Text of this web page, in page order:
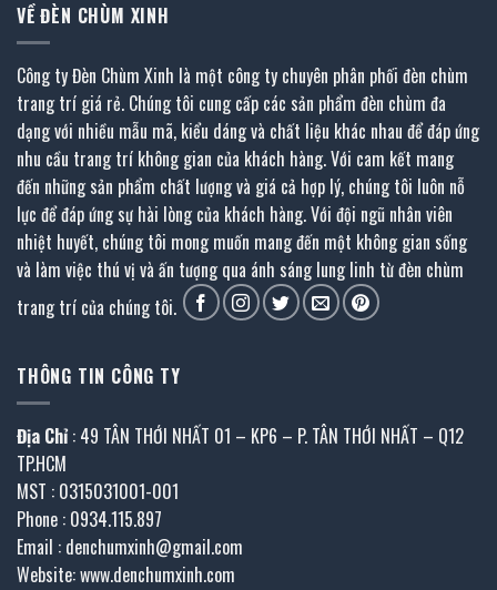
VỀ ĐÈN CHÙM XINH
Công ty Đèn Chùm Xinh là một công ty chuyên phân phối đèn chùm
trang trí giá rẻ. Chúng tôi cung cấp các sản phẩm đèn chùm đa
dạng với nhiều mẫu mã, kiểu dáng và chất liệu khác nhau để đáp ứng
nhu cầu trang trí không gian của khách hàng. Với cam kết mang
đến những sản phẩm chất lượng và giá cả hợp lý, chúng tôi luôn nỗ
lực để đáp ứng sự hài lòng của khách hàng. Với đội ngũ nhân viên
nhiệt huyết, chúng tôi mong muốn mang đến một không gian sống
và làm việc thú vị và ấn tượng qua ánh sáng lung linh từ đèn chùm
trang trí của chúng tôi.
THÔNG TIN CÔNG TY
Địa Chỉ : 49 TÂN THỚI NHẤT 01 – KP6 – P. TÂN THỚI NHẤT – Q12
TP.HCM
MST : 0315031001-001
Phone : 0934.115.897
Email : denchumxinh@gmail.com
Website: www.denchumxinh.com